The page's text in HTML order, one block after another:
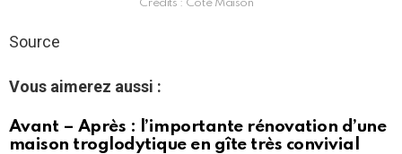
Crédits : Côté Maison
Source
Vous aimerez aussi :
Avant – Après : l’importante rénovation d’une
maison troglodytique en gîte très convivial